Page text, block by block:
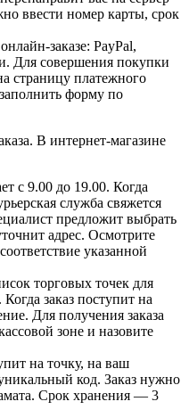
ввести номер карты, срок
заказе: PayPal,
Для совершения покупки
страницу платежного
форму по
В интернет-магазине
с 9.00 до 19.00. Когда
служба свяжется
предложит выбрать
адрес. Осмотрите
указанной
торговых точек для
заказ поступит на
Для получения заказа
зоне и назовите
на точку, на ваш
код. Заказ нужно
Срок хранения — 3